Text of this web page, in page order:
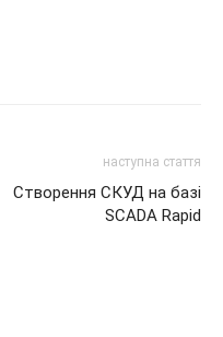
наступна стаття
Створення СКУД на базі
SCADA Rapid